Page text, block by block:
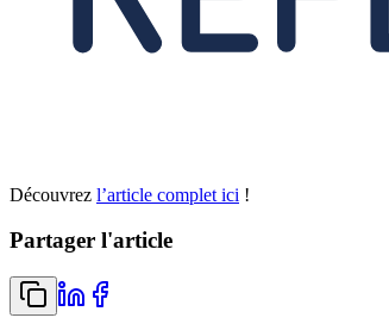
Découvrez l’article complet ici !
Partager l'article